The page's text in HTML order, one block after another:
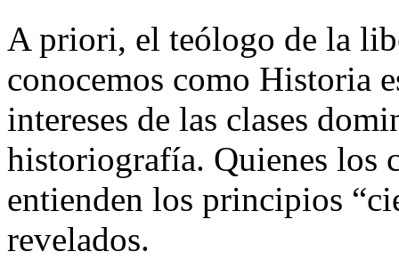
A priori, el teólogo de la
conocemos como Historia
intereses de las clases
historiografía. Quienes los
entienden los principios
revelados.